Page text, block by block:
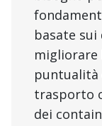
basate
puntualità
trasporto
dei